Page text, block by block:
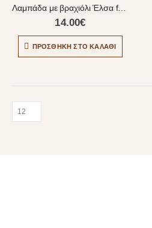
Λαμπάδα με βραχιόλι Έλσα frozen
14.00€
ΠΡΟΣΘΉΚΗ ΣΤΟ ΚΑΛΆΘΙ